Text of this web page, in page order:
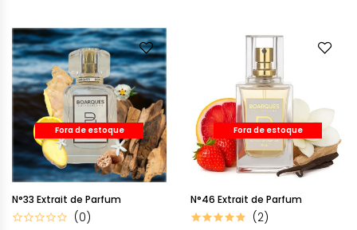
N°33 Extrait de Parfum
(0)
Fora de estoque
N°46 Extrait de Parfum
(2)
Fora de estoque